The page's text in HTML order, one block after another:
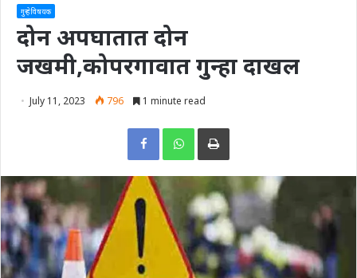
गुन्हे विषयक
दोन अपघातात दोन
जखमी,कोपरगावात गुन्हा दाखल
July 11, 2023 796 1 minute read
Print